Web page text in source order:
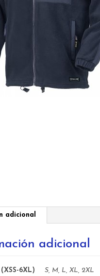
adicional
adicional
6XL) S, M, L, XL, 2XL